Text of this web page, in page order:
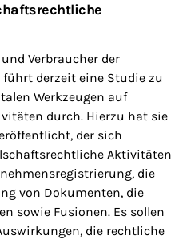
Verbraucher der
derzeit eine Studie zu
Werkzeugen auf
durch. Hierzu hat sie
der sich
Aktivitäten
die
von Dokumenten, die
sowie Fusionen. Es sollen
die rechtliche